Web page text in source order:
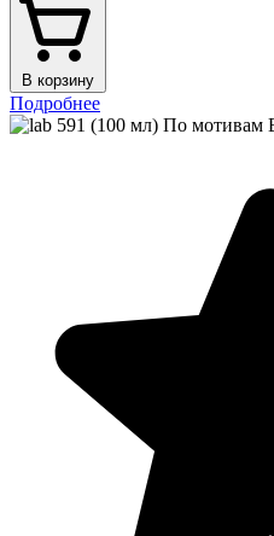
В корзину
Подробнее